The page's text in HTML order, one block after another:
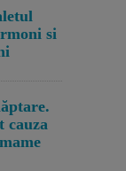
si
cauza